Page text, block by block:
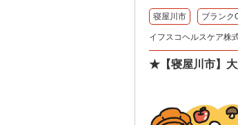
寝屋川市 ブランク
イフスコヘルスケア株
★【寝屋川市】大